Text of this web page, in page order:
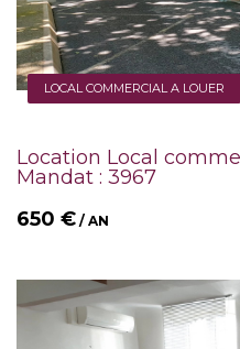
LOCAL COMMERCIAL A LOUER
Location Local
Mandat : 3967
650 € / AN